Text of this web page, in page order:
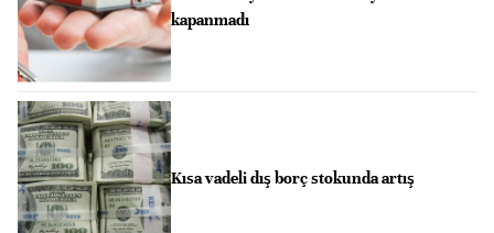
kapanmadı
Kısa vadeli dış borç stokunda artış